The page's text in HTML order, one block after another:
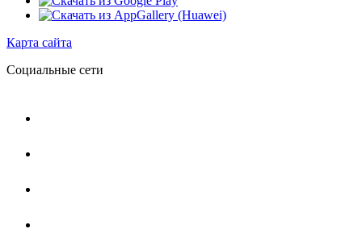
Карта сайта
Социальные сети